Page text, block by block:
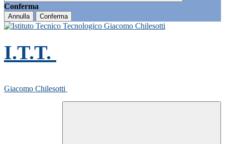
Conferma
Annulla Conferma
I.T.T.
Giacomo Chilesotti